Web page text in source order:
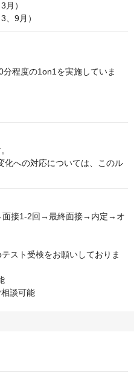
月）
、9月）
程度の1on1を実施していま
への対応については、このル
面接1-2回→最終面接→内定→オ
スト受検をお願いしておりま
談可能